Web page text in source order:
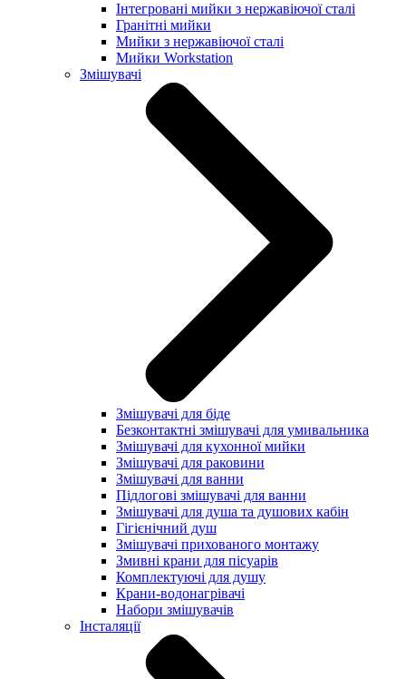
Інтегровані мийки з нержавіючої сталі
Гранітні мийки
Мийки з нержавіючої сталі
Мийки Workstation
Змішувачі
Змішувачі для біде
Безконтактні змішувачі для умивальника
Змішувачі для кухонної мийки
Змішувачі для раковини
Змішувачі для ванни
Підлогові змішувачі для ванни
Змішувачі для душа та душових кабін
Гігієнічний душ
Змішувачі прихованого монтажу
Змивні крани для пісуарів
Комплектуючі для душу
Крани-водонагрівачі
Набори змішувачів
Інсталяції